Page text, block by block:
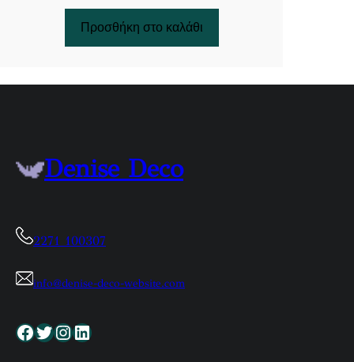
Προσθήκη στο καλάθι
Denise Deco
2271 100307
info@denise-deco-website.com
Facebook Twitter InstagramLinkedin